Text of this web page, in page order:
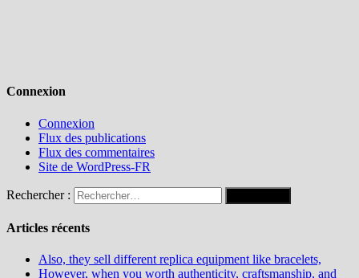
Connexion
Connexion
Flux des publications
Flux des commentaires
Site de WordPress-FR
Rechercher :
Articles récents
Also, they sell different replica equipment like bracelets,
However, when you worth authenticity, craftsmanship, and